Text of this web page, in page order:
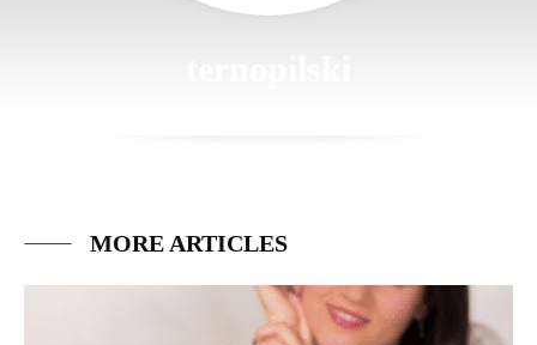
MORE ARTICLES